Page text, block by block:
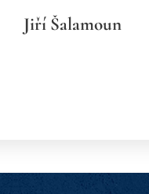
Jiří Šalamoun